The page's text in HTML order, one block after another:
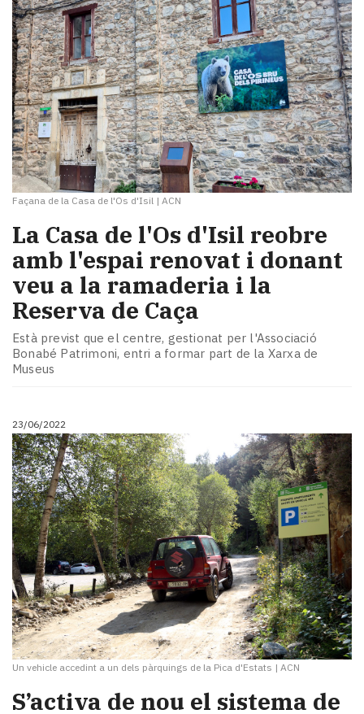
Façana de la Casa de l'Os d'Isil | ACN
La Casa de l'Os d'Isil reobre
amb l'espai renovat i donant
veu a la ramaderia i la
Reserva de Caça
Està previst que el centre, gestionat per l'Associació
Bonabé Patrimoni, entri a formar part de la Xarxa de
Museus
23/06/2022
Un vehicle accedint a un dels pàrquings de la Pica d'Estats | ACN
S’activa de nou el sistema de